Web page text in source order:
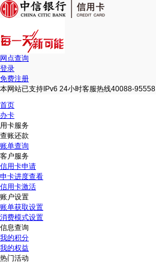
网点查询
登录
免费注册
本网站已支持IPv6 24小时客服热线40088-95558
首页
办卡
用卡服务
查账还款
账单查询
客户服务
信用卡申请
申卡进度查看
信用卡激活
账户设置
账单获取设置
消费模式设置
信息查询
我的积分
我的权益
热门活动